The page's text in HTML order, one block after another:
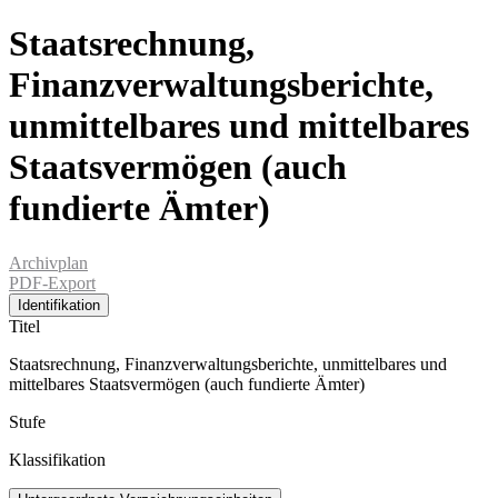
Staatsrechnung,
Finanzverwaltungsberichte,
unmittelbares und mittelbares
Staatsvermögen (auch
fundierte Ämter)
Archivplan
PDF-Export
Identifikation
Titel
Staatsrechnung, Finanzverwaltungsberichte, unmittelbares und
mittelbares Staatsvermögen (auch fundierte Ämter)
Stufe
Klassifikation